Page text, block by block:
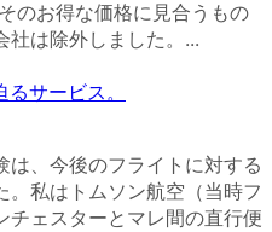
のお得な価格に見合うもの
社は除外しました。...
サービス。
は、今後のフライトに対する
私はトムソン航空（当時フ
チェスターとマレ間の直行便